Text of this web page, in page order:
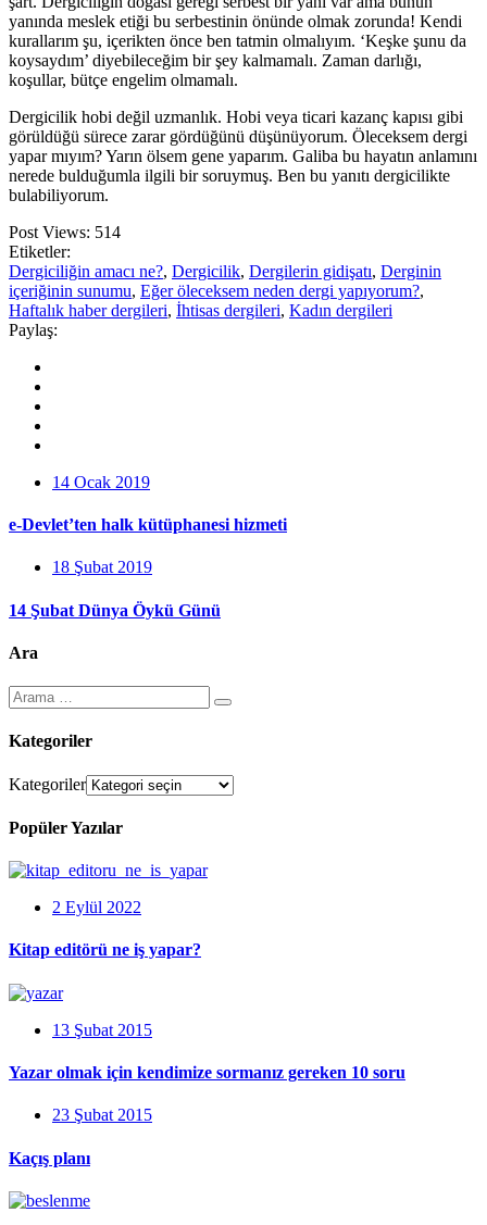
yanında meslek etiği bu serbestinin önünde olmak zorunda! Kendi
kurallarım şu, içerikten önce ben tatmin olmalıyım. ‘Keşke şunu da
koysaydım’ diyebileceğim bir şey kalmamalı. Zaman darlığı,
koşullar, bütçe engelim olmamalı.
Dergicilik hobi değil uzmanlık. Hobi veya ticari kazanç kapısı gibi
görüldüğü sürece zarar gördüğünü düşünüyorum. Öleceksem dergi
yapar mıyım? Yarın ölsem gene yaparım. Galiba bu hayatın anlamını
nerede bulduğumla ilgili bir soruymuş. Ben bu yanıtı dergicilikte
bulabiliyorum.
Post Views: 514
Etiketler:
Dergiciliğin amacı ne?, Dergicilik, Dergilerin gidişatı, Derginin
içeriğinin sunumu, Eğer öleceksem neden dergi yapıyorum?,
Haftalık haber dergileri, İhtisas dergileri, Kadın dergileri
Paylaş:
14 Ocak 2019
e-Devlet’ten halk kütüphanesi hizmeti
18 Şubat 2019
14 Şubat Dünya Öykü Günü
Ara
Kategoriler
Kategoriler
Popüler Yazılar
2 Eylül 2022
Kitap editörü ne iş yapar?
13 Şubat 2015
Yazar olmak için kendimize sormanız gereken 10 soru
23 Şubat 2015
Kaçış planı